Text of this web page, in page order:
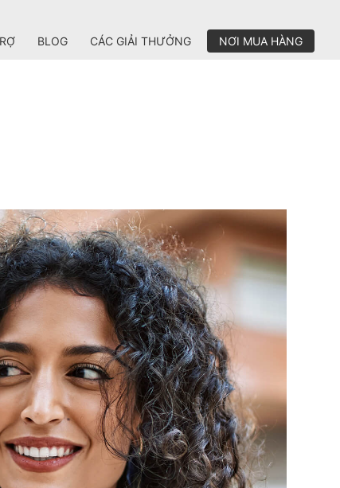
BLOG CÁC GIẢI THƯỞNG NƠI MUA HÀNG